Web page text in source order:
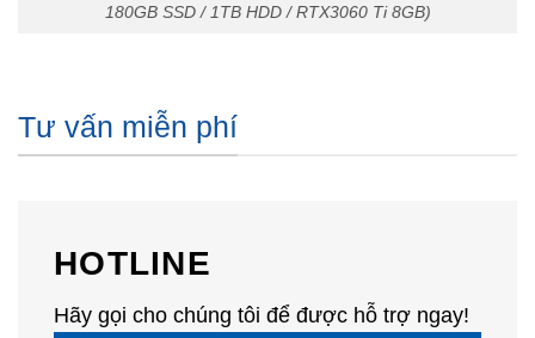
180GB SSD / 1TB HDD / RTX3060 Ti 8GB)
Tư vấn miễn phí
HOTLINE
Hãy gọi cho chúng tôi để được hỗ trợ ngay!